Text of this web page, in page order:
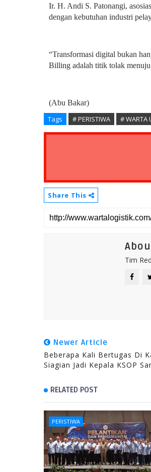
Ir. H. Andi S. Patonangi,
dengan kebutuhan industri
“Transformasi digital bukan
Billing adalah titik tolak
(Abu Bakar)
Tags # PERISTIWA # WARTA
Share This
Tim
Newer Article
Beberapa Kali Bertugas Di
Siagian Jadi Kepala KSOP
RELATED POST
PERISTIWA